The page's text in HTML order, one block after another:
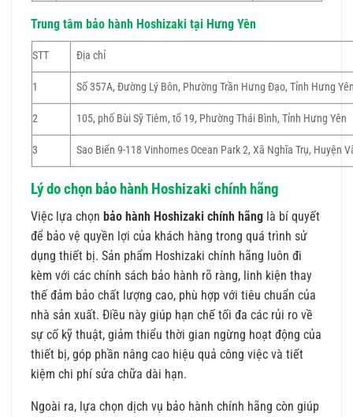
Trung tâm bảo hành Hoshizaki tại Hưng Yên
STT Địa chỉ
1 Số 357A, Đường Lý Bôn, Phường Trần Hưng Đạo, Tỉnh Hưng
2 105, phố Bùi Sỹ Tiêm, tổ 19, Phường Thái Bình, Tỉnh Hưng Yên
3 Sao Biển 9-118 Vinhomes Ocean Park 2, Xã Nghĩa Trụ, Huyện
Lý do chọn bảo hành Hoshizaki chính hãng
Việc lựa chọn bảo hành Hoshizaki chính hãng là bí quyết
để bảo vệ quyền lợi của khách hàng trong quá trình sử
dụng thiết bị. Sản phẩm Hoshizaki chính hãng luôn đi
kèm với các chính sách bảo hành rõ ràng, linh kiện thay
thế đảm bảo chất lượng cao, phù hợp với tiêu chuẩn của
nhà sản xuất. Điều này giúp hạn chế tối đa các rủi ro về
sự cố kỹ thuật, giảm thiểu thời gian ngừng hoạt động của
thiết bị, góp phần nâng cao hiệu quả công việc và tiết
kiệm chi phí sửa chữa dài hạn.
Ngoài ra, lựa chọn dịch vụ bảo hành chính hãng còn giúp